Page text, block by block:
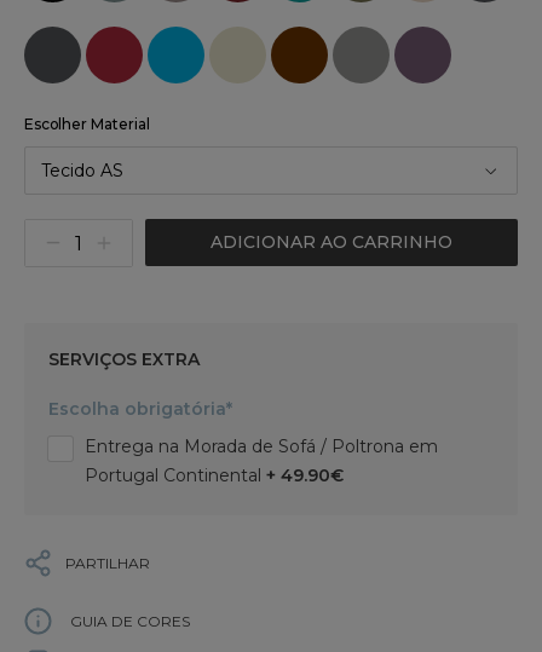
Escolher Material
Tecido AS
ADICIONAR AO CARRINHO
SERVIÇOS EXTRA
Escolha obrigatória*
Entrega na Morada de Sofá / Poltrona em
Portugal Continental + 49.90€
PARTILHAR
GUIA DE CORES